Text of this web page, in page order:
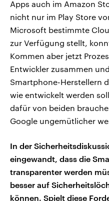
Apps auch im Amazon
nicht nur im Play Store
Microsoft bestimmte
zur Verfügung stellt,
Kommen aber jetzt
Entwickler zusammen
Smartphone-Herstellern
wie entwickelt werden
dafür von beiden
Google ungemütlicher
In der
eingewandt, dass die
transparenter werden
besser auf
können. Spielt diese